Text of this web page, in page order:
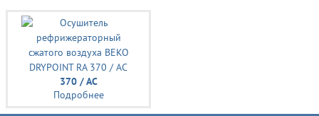
370 / AC
Подробнее